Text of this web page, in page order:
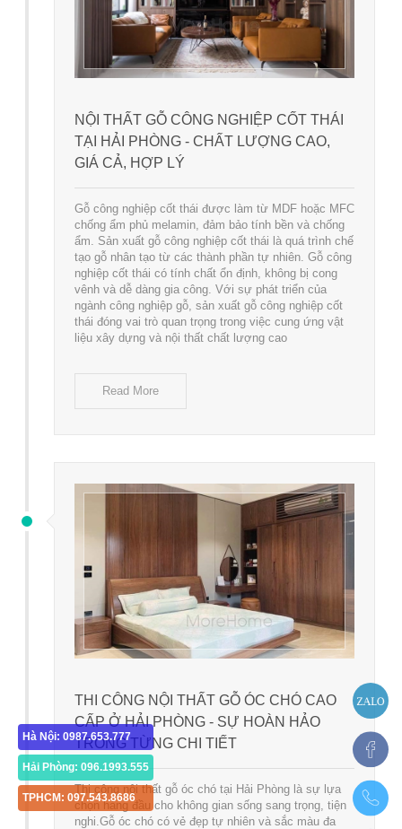
Hà Nội: 0987.653.777
Hải Phòng: 096.1993.555
TPHCM: 097.543.8686
NỘI THẤT GỖ CÔNG NGHIỆP CỐT THÁI
TẠI HẢI PHÒNG - CHẤT LƯỢNG CAO,
GIÁ CẢ, HỢP LÝ
Gỗ công nghiệp cốt thái được làm từ MDF hoặc MFC
chống ẩm phủ melamin, đảm bảo tính bền và chống
ẩm. Sản xuất gỗ công nghiệp cốt thái là quá trình chế
tạo gỗ nhân tạo từ các thành phần tự nhiên. Gỗ công
nghiệp cốt thái có tính chất ổn định, không bị cong
vênh và dễ dàng gia công. Với sự phát triển của
ngành công nghiệp gỗ, sản xuất gỗ công nghiệp cốt
thái đóng vai trò quan trọng trong việc cung ứng vật
liệu xây dựng và nội thất chất lượng cao
Read More
THI CÔNG NỘI THẤT GỖ ÓC CHÓ CAO
CẤP Ở HẢI PHÒNG - SỰ HOÀN HẢO
TRONG TỪNG CHI TIẾT
Thi công nội thất gỗ óc chó tại Hải Phòng là sự lựa
chọn hàng đầu cho không gian sống sang trọng, tiện
nghi.Gỗ óc chó có vẻ đẹp tự nhiên và sắc màu đa